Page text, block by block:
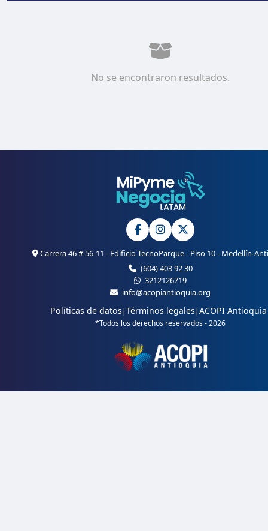
No se encontraron resultados.
Carrera 46 # 56-11 - Edificio TecnoParque - Piso 10 - Medellín-
(604) 403 92 30
3212126719
info@acopiantioquia.org
Políticas de datos|Términos legales|ACOPI Antioquia
*Todos los derechos reservados - 2026